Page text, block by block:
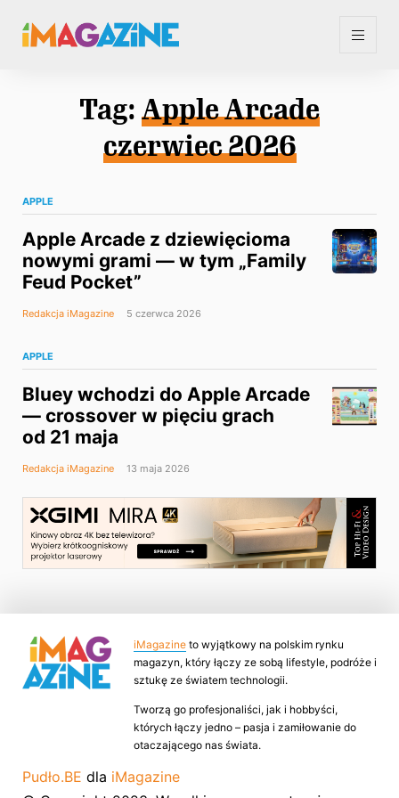
Tag: Apple Arcade
czerwiec 2026
APPLE
Apple Arcade z dziewięcioma
nowymi grami — w tym „Family
Feud Pocket”
Redakcja iMagazine 5 czerwca 2026
APPLE
Bluey wchodzi do Apple Arcade
— crossover w pięciu grach
od 21 maja
Redakcja iMagazine 13 maja 2026
iMagazine to wyjątkowy na polskim rynku
magazyn, który łączy ze sobą lifestyle, podróże i
sztukę ze światem technologii.
Tworzą go profesjonaliści, jak i hobbyści,
których łączy jedno – pasja i zamiłowanie do
otaczającego nas świata.
Pudło.BE dla iMagazine